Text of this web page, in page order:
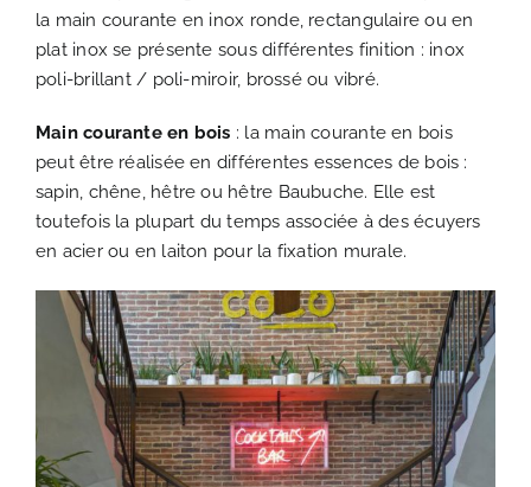
la main courante en inox ronde, rectangulaire ou en
plat inox se présente sous différentes finition : inox
poli-brillant / poli-miroir, brossé ou vibré.
Main courante en bois : la main courante en bois
peut être réalisée en différentes essences de bois :
sapin, chêne, hêtre ou hêtre Baubuche. Elle est
toutefois la plupart du temps associée à des écuyers
en acier ou en laiton pour la fixation murale.